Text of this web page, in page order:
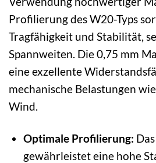
Profilierung des W20-Typs
Tragfähigkeit und Stabilität,
Spannweiten. Die 0,75 mm
eine exzellente
mechanische Belastungen
Wind.
Optimale Profilierung:
gewährleistet eine hohe